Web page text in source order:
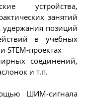
устройства,
занятий
позиций
в учебных
STEM-проектах
соединений,
и т.п.
ШИМ-сигнала